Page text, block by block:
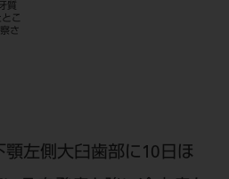
質
こ
さ
左側大臼歯部に10日ほ